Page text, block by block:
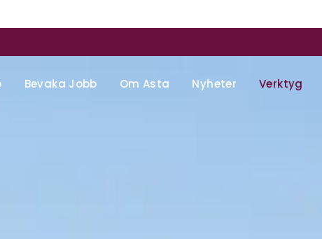
Bevaka Jobb Om Asta Nyheter Verktyg